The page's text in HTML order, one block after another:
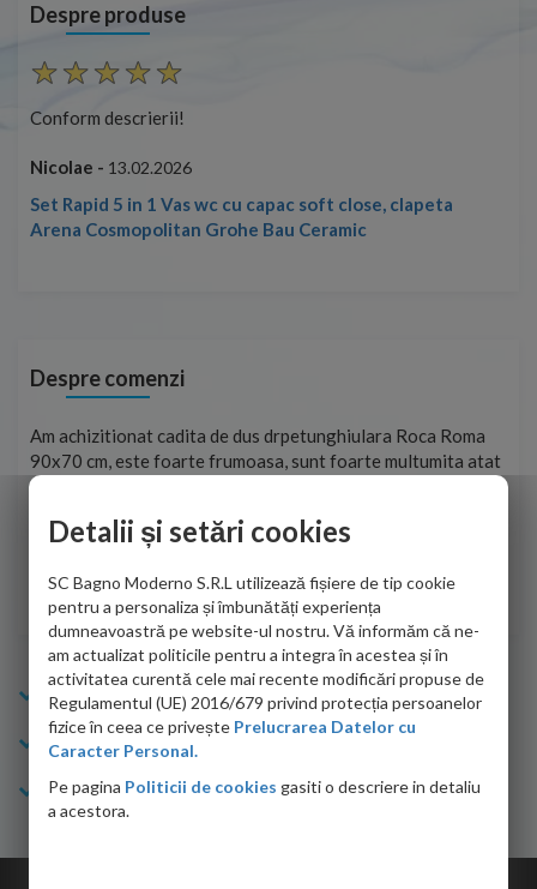
Despre produse
Conform descrierii!
Nicolae - 13.02.2026
Set Rapid 5 in 1 Vas wc cu capac soft close, clapeta
Arena Cosmopolitan Grohe Bau Ceramic
Despre comenzi
Am achizitionat cadita de dus drpetunghiulara Roca Roma
90x70 cm, este foarte frumoasa, sunt foarte multumita atat
de personalul firmei dvs. cu care am colaborat in obtinerea
adus coletul in siguranta.Numai bine, va doresc!
Sofrone Viviana -28.07.2026
Info Bagno
Cumparaturi
Suport clienti
Detalii și setări cookies
SC Bagno Moderno S.R.L utilizează fișiere de tip cookie
pentru a personaliza și îmbunătăți experiența
dumneavoastră pe website-ul nostru. Vă informăm că ne-
am actualizat politicile pentru a integra în acestea și în
activitatea curentă cele mai recente modificări propuse de
Regulamentul (UE) 2016/679 privind protecția persoanelor
fizice în ceea ce privește Prelucrarea Datelor cu
Caracter Personal.
Pe pagina Politicii de cookies gasiti o descriere in detaliu
a acestora.